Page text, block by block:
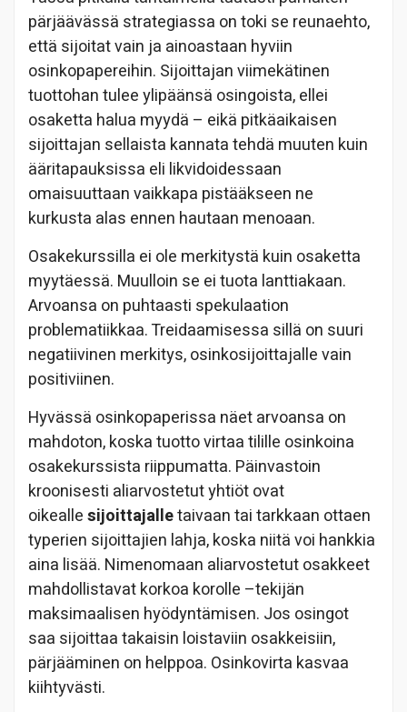
pärjäävässä strategiassa on toki se reunaehto,
että sijoitat vain ja ainoastaan hyviin
osinkopapereihin. Sijoittajan viimekätinen
tuottohan tulee ylipäänsä osingoista, ellei
osaketta halua myydä – eikä pitkäaikaisen
sijoittajan sellaista kannata tehdä muuten kuin
ääritapauksissa eli likvidoidessaan
omaisuuttaan vaikkapa pistääkseen ne
kurkusta alas ennen hautaan menoaan.
Osakekurssilla ei ole merkitystä kuin osaketta
myytäessä. Muulloin se ei tuota lanttiakaan.
Arvoansa on puhtaasti spekulaation
problematiikkaa. Treidaamisessa sillä on suuri
negatiivinen merkitys, osinkosijoittajalle vain
positiviinen.
Hyvässä osinkopaperissa näet arvoansa on
mahdoton, koska tuotto virtaa tilille osinkoina
osakekurssista riippumatta. Päinvastoin
kroonisesti aliarvostetut yhtiöt ovat
oikeallesijoittajalletaivaan tai tarkkaan ottaen
typerien sijoittajien lahja, koska niitä voi hankkia
aina lisää. Nimenomaan aliarvostetut osakkeet
mahdollistavat korkoa korolle –tekijän
maksimaalisen hyödyntämisen. Jos osingot
saa sijoittaa takaisin loistaviin osakkeisiin,
pärjääminen on helppoa. Osinkovirta kasvaa
kiihtyvästi.